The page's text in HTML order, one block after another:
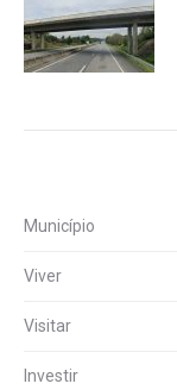
Município
Viver
Visitar
Investir